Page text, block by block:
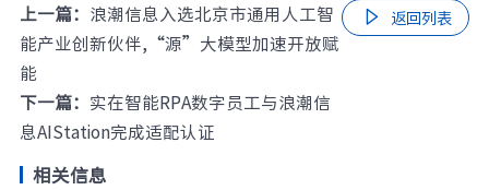
上一篇： 浪潮信息入选北京市通用人工智
能产业创新伙伴,“源”大模型加速开放赋
能
下一篇： 实在智能RPA数字员工与浪潮信
息AIStation完成适配认证
 返回列表
相关信息